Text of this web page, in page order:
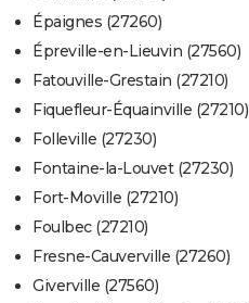
Épaignes (27260)
Épreville-en-Lieuvin (27560)
Fatouville-Grestain (27210)
Fiquefleur-Équainville (27210)
Folleville (27230)
Fontaine-la-Louvet (27230)
Fort-Moville (27210)
Foulbec (27210)
Fresne-Cauverville (27260)
Giverville (27560)